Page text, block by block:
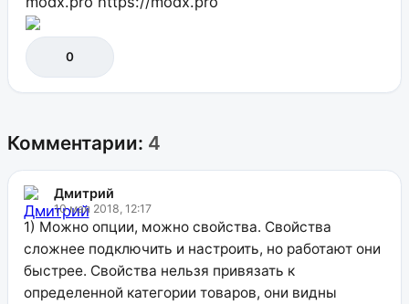
0
Комментарии: 4
Дмитрий
10 мая 2018, 12:17
1) Можно опции, можно свойства. Свойства
сложнее подключить и настроить, но работают они
быстрее. Свойства нельзя привязать к
определенной категории товаров, они видны